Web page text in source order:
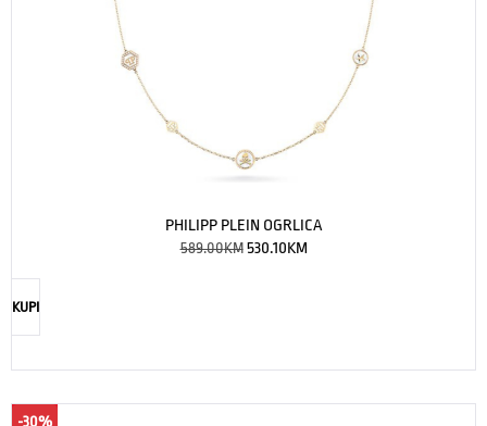
PHILIPP PLEIN OGRLICA
589.00KM 530.10KM
KUPI
-30%